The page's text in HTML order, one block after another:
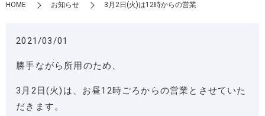
HOME お知らせ 3月2日(火)は12時からの営業
2021/03/01
勝手ながら所用のため、
3月2日(火)は、お昼12時ごろからの営業とさせていた
だきます。